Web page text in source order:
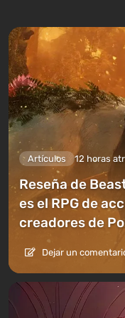
Artículos 12 horas
Reseña de
es el RPG de
creadores de
Dejar un